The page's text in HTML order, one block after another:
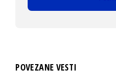
POVEZANE VESTI